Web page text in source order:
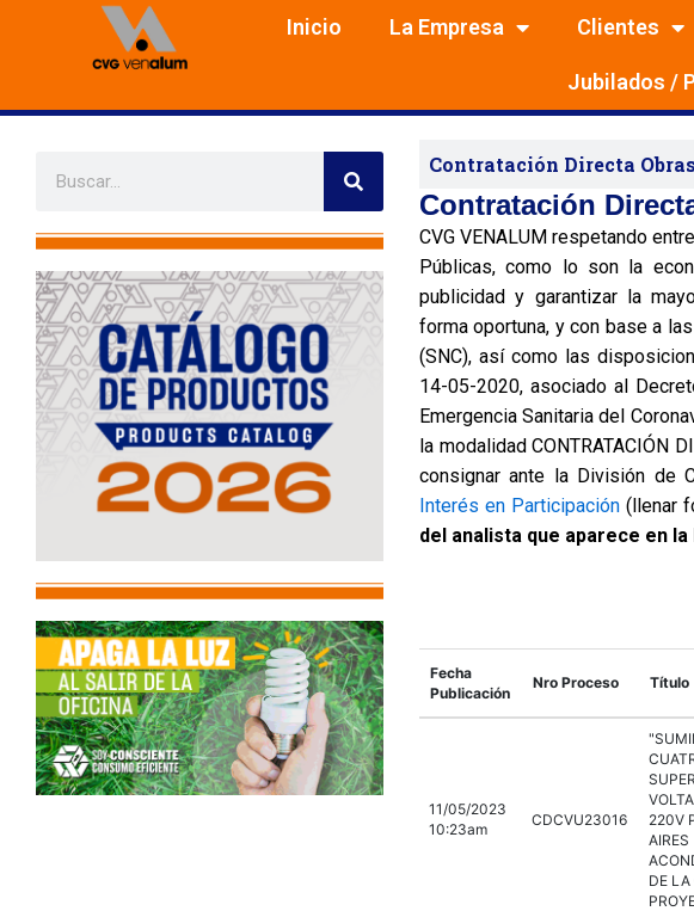
Inicio La Empresa Clientes
Jubilados /
r
c
h
S
a
r
c
h
Contratación Directa
Contratación
CVG VENALUM respetando
Públicas, como lo son la
publicidad y garantizar la
forma oportuna, y con base a
(SNC), así como las
14-05-2020, asociado al
Emergencia Sanitaria del
la modalidad CONTRATACIÓN
consignar ante la División de
Interés en Participación(llenar
del analista que aparece en
Fecha
Publicación
Nro Proceso Título
11/05/2023
10:23am
CDCVU23016
220V
AIRES
DE LA